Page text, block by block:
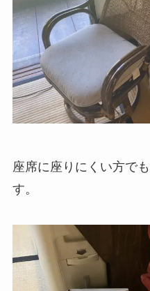
座席に座りにくい方で
す。